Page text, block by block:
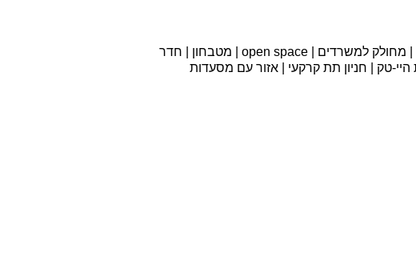
להשכרה בהרצליה משרד 1,400 מר | מחולק למשרדים | open space | מטבחון | חדר
טק | חניון תת קרקעי | אזור עם מסעדות